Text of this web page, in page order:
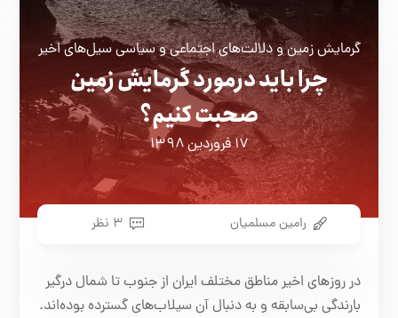
گرمایش زمین و دلالت‌های اجتماعی و سیاسی سیل‌های اخیر
چرا باید درمورد گرمایش زمین
صحبت کنیم؟
۱۷ فروردین ۱۳۹۸
رامین مسلمیان ۳ نظر
در روزهای اخیر مناطق مختلف ایران از جنوب تا شمال درگیر
بارندگی بیسابقه و به دنبال آن سیلاب‌های گسترده بوده‌اند.